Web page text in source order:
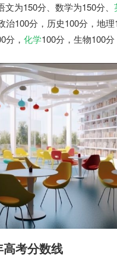
为150分、数学为150分、
治100分，历史100分，地
分， 化学100分，生物100
考分数线